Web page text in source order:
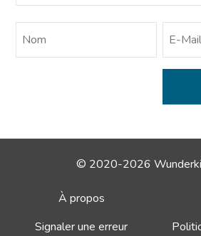
© 2020-2026
À propos
Signaler une erreur